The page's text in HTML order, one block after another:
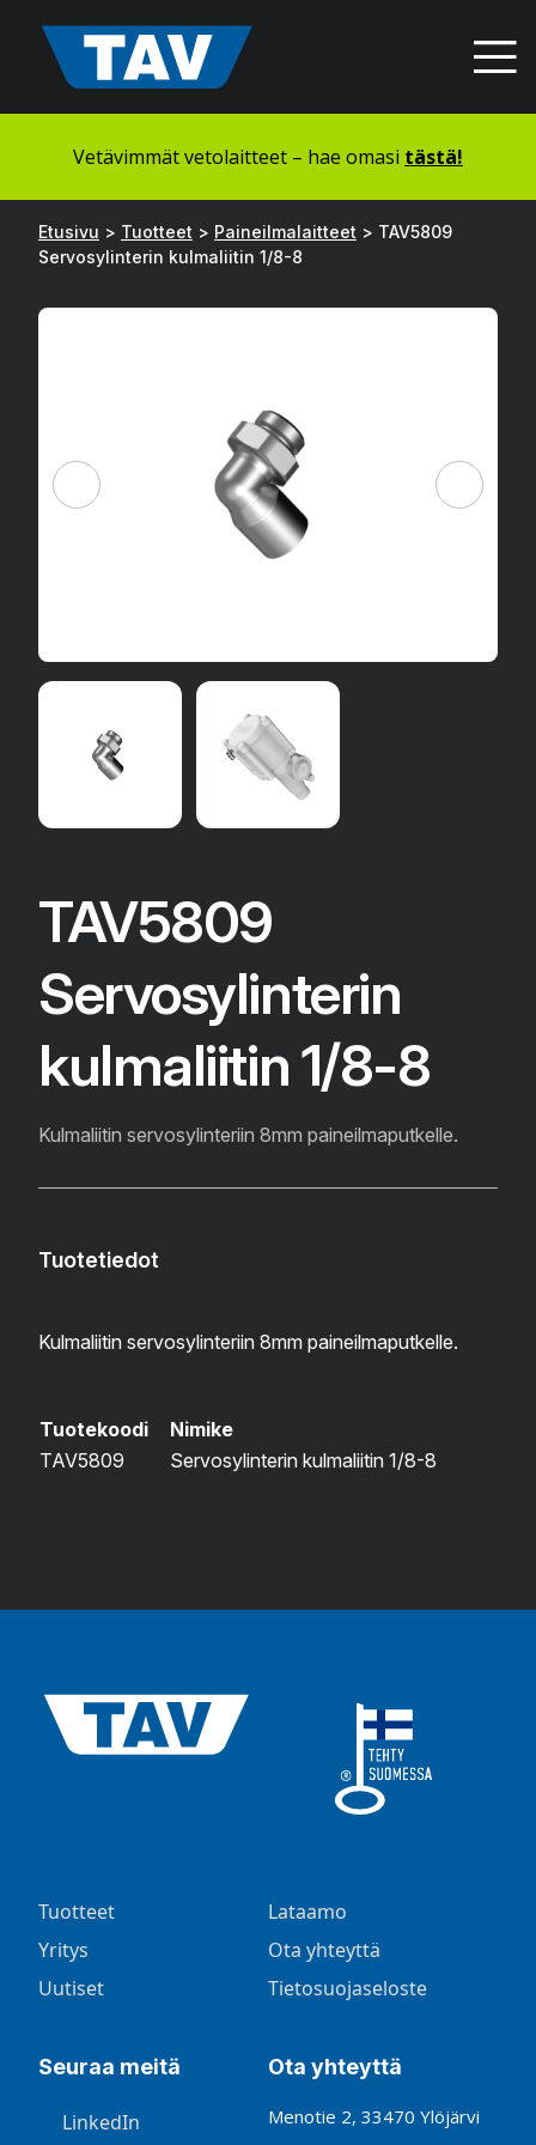
sisältöön
Vetävimmät vetolaitteet – hae omasi tästä!
Etusivu > Tuotteet > Paineilmalaitteet > TAV5809
Servosylinterin kulmaliitin 1/8-8
TAV5809
Servosylinterin
kulmaliitin 1/8-8
Kulmaliitin servosylinteriin 8mm paineilmaputkelle.
Tuotetiedot
Kulmaliitin servosylinteriin 8mm paineilmaputkelle.
Tuotekoodi
Nimike
TAV5809
Servosylinterin kulmaliitin 1/8-8
Tuotteet
Yritys
Uutiset
Lataamo
Ota yhteyttä
Tietosuojaseloste
Seuraa meitä
LinkedIn
Ota yhteyttä
Menotie 2, 33470 Ylöjärvi